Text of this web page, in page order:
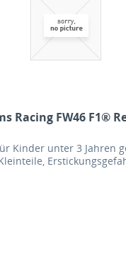
Racing FW46 F1®
Kinder unter 3 Jahren